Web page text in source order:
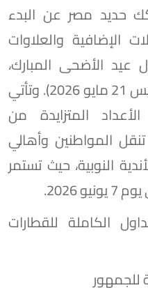
حديد مصر عن البدء
الإضافية والعلاوات
عيد الأضحى المبارك،
وذلك اعتباراً من اليوم (الخميس 21 مايو 2026). وتأتي
المتزايدة من
المواطنين وأهالي
النوبية، حيث تستمر
2026.
الكاملة للقطارات